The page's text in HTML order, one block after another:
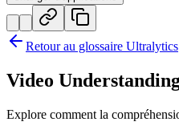
Retour au glossaire Ultralytics
Video
Explore comment la